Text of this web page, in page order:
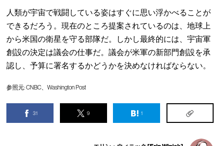
人類が宇宙で戦闘している姿はすぐに思い浮かべることが
できるだろう。現在のところ提案されているのは、地球上
から米国の衛星を守る部隊だ。しかし最終的には、宇宙軍
創設の決定は議会の仕事だ。議会が米軍の新部門創設を承
認し、予算に署名するかどうかを決めなければならない。
参照元:CNBC、Washington Post
31 9 1